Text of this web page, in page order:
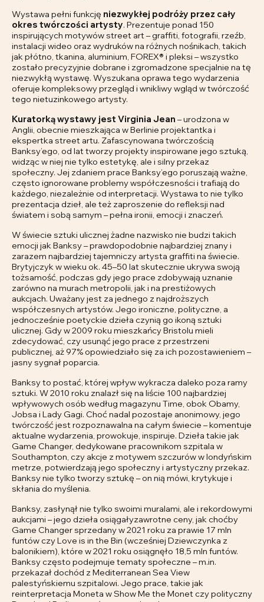
Wystawa pełni funkcję niezwykłej podróży przez cały
okres twórczości artysty. Prezentuje ponad 150
inspirujących motywów street art – graffiti, fotografii, rzeźb,
instalacji wideo oraz wydruków na różnych nośnikach, takich
jak płótno, tkanina, aluminium, FOREX® i pleksi – wszystko
zostało precyzyjnie dobrane i zgromadzone specjalnie na tę
niezwykłą wystawę. Wyszukana oprawa tego wydarzenia
oferuje kompleksowy przegląd i wnikliwy wgląd w twórczość
tego nietuzinkowego artysty.
Kuratorką wystawy jest Virginia Jean – urodzona w
Anglii, obecnie mieszkająca w Berlinie projektantka i
ekspertka street artu. Zafascynowana twórczością
Banksy’ego, od lat tworzy projekty inspirowane jego sztuką,
widząc w niej nie tylko estetykę, ale i silny przekaz
społeczny. Jej zdaniem prace Banksy’ego poruszają ważne,
często ignorowane problemy współczesności i trafiają do
każdego, niezależnie od interpretacji. Wystawa to nie tylko
prezentacja dzieł, ale też zaproszenie do refleksji nad
światem i sobą samym – pełna ironii, emocji i znaczeń.
W świecie sztuki ulicznej żadne nazwisko nie budzi takich
emocji jak Banksy – prawdopodobnie najbardziej znany i
zarazem najbardziej tajemniczy artysta graffiti na świecie.
Brytyjczyk w wieku ok. 45–50 lat skutecznie ukrywa swoją
tożsamość, podczas gdy jego prace zdobywają uznanie
zarówno na murach metropolii, jak i na prestiżowych
aukcjach. Uważany jest za jednego z najdroższych
współczesnych artystów. Jego ironiczne, polityczne, a
jednocześnie poetyckie dzieła czynią go ikoną sztuki
ulicznej. Gdy w 2009 roku mieszkańcy Bristolu mieli
zdecydować, czy usunąć jego prace z przestrzeni
publicznej, aż 97% opowiedziało się za ich pozostawieniem –
jasny sygnał poparcia.
Banksy to postać, której wpływ wykracza daleko poza ramy
sztuki. W 2010 roku znalazł się na liście 100 najbardziej
wpływowych osób według magazynu Time, obok Obamy,
Jobsa i Lady Gagi. Choć nadal pozostaje anonimowy, jego
twórczość jest rozpoznawalna na całym świecie – komentuje
aktualne wydarzenia, prowokuje, inspiruje. Dzieła takie jak
Game Changer, dedykowane pracownikom szpitala w
Southampton, czy akcje z motywem szczurów w londyńskim
metrze, potwierdzają jego społeczny i artystyczny przekaz.
Banksy nie tylko tworzy sztukę – on nią mówi, krytykuje i
skłania do myślenia.
Banksy, zasłynął nie tylko swoimi muralami, ale i rekordowymi
aukcjami – jego dzieła osiągałyzawrotne ceny, jak choćby
Game Changer sprzedany w 2021 roku za prawie 17 mln
funtów czy Love is in the Bin (wcześniej Dziewczynka z
balonikiem), które w 2021 roku osiągnęło 18,5 mln funtów.
Banksy często podejmuje tematy społeczne – m.in.
przekazał dochód z Mediterranean Sea View
palestyńskiemu szpitalowi. Jego prace, takie jak
reinterpretacja Moneta w Show Me the Monet czy polityczny